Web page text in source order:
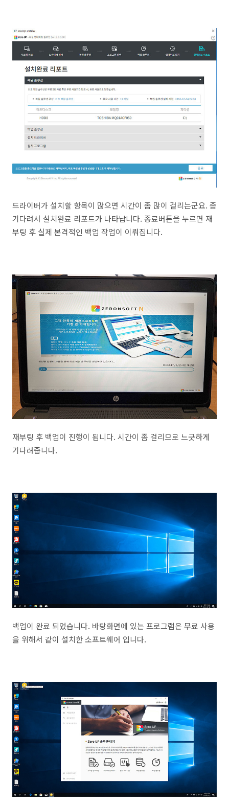
드라이버가 설치할 항목이 많으면 시간이 좀 많이 걸리는군요. 좀
기다려서 설치완료 리포트가 나타납니다. 종료버튼을 누르면 재
부팅 후 실제 본격적인 백업 작업이 이뤄집니다.
재부팅 후 백업이 진행이 됩니다. 시간이 좀 걸리므로 느긋하게
기다려줍니다.
백업이 완료 되었습니다. 바탕화면에 있는 프로그램은 무료 사용
을 위해서 같이 설치한 소프트웨어 입니다.